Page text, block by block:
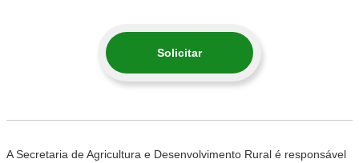
Solicitar
A Secretaria de Agricultura e Desenvolvimento Rural é responsável